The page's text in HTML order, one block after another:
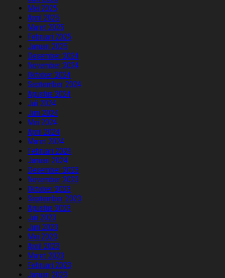
Mei 2025
April 2025
Maret 2025
Februari 2025
Januari 2025
Desember 2024
November 2024
Oktober 2024
September 2024
Agustus 2024
Juli 2024
Juni 2024
Mei 2024
April 2024
Maret 2024
Februari 2024
Januari 2024
Desember 2023
November 2023
Oktober 2023
September 2023
Agustus 2023
Juli 2023
Juni 2023
Mei 2023
April 2023
Maret 2023
Februari 2023
Januari 2023